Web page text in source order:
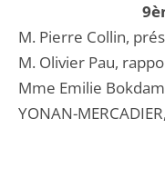
M. Pierre Collin,
M. Olivier Pau,
Mme Emilie
YONAN-